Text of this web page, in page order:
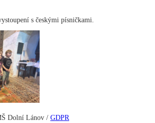
s českými písničkami.
Dolní Lánov / GDPR